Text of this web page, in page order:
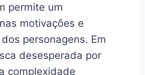
permite um
motivações e
personagens. Em
desesperada por
complexidade